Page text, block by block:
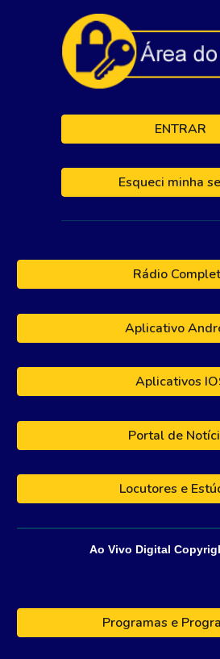
ENTRAR
Esqueci minha
Rádio
Aplicativo
Aplicativos
Portal de
Locutores e
Ao Vivo Digital
Programas e